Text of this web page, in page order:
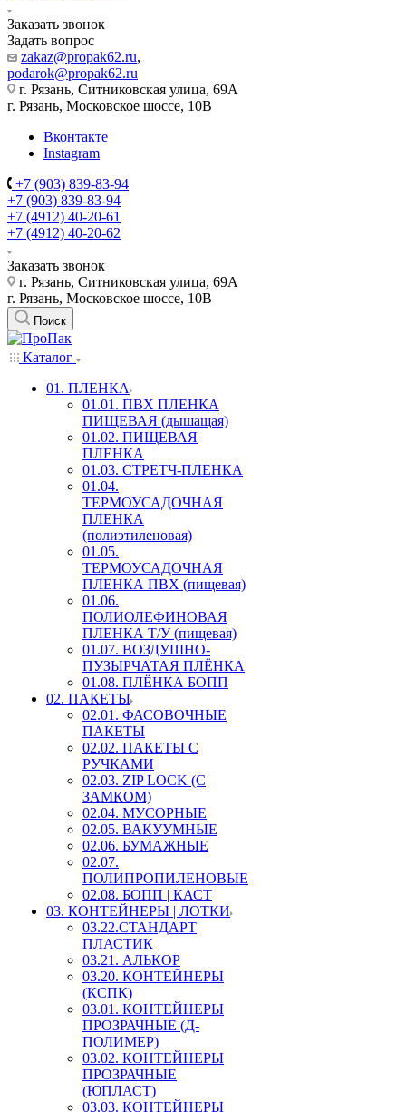
Заказать звонок
Задать вопрос
zakaz@propak62.ru,
podarok@propak62.ru
г. Рязань, Ситниковская улица, 69А
г. Рязань, Московское шоссе, 10В
Вконтакте
Instagram
+7 (903) 839-83-94
+7 (903) 839-83-94
+7 (4912) 40-20-61
+7 (4912) 40-20-62
Заказать звонок
г. Рязань, Ситниковская улица, 69А
г. Рязань, Московское шоссе, 10В
Поиск
Каталог
01. ПЛЕНКА
01.01. ПВХ ПЛЕНКА
ПИЩЕВАЯ (дышащая)
01.02. ПИЩЕВАЯ
ПЛЕНКА
01.03. СТРЕТЧ-ПЛЕНКА
01.04.
ТЕРМОУСАДОЧНАЯ
ПЛЕНКА
(полиэтиленовая)
01.05.
ТЕРМОУСАДОЧНАЯ
ПЛЕНКА ПВХ (пищевая)
01.06.
ПОЛИОЛЕФИНОВАЯ
ПЛЕНКА Т/У (пищевая)
01.07. ВОЗДУШНО-
ПУЗЫРЧАТАЯ ПЛЁНКА
01.08. ПЛЁНКА БОПП
02. ПАКЕТЫ
02.01. ФАСОВОЧНЫЕ
ПАКЕТЫ
02.02. ПАКЕТЫ С
РУЧКАМИ
02.03. ZIP LOСK (С
ЗАМКОМ)
02.04. МУСОРНЫЕ
02.05. ВАКУУМНЫЕ
02.06. БУМАЖНЫЕ
02.07.
ПОЛИПРОПИЛЕНОВЫЕ
02.08. БОПП | КАСТ
03. КОНТЕЙНЕРЫ | ЛОТКИ
03.22.СТАНДАРТ
ПЛАСТИК
03.21. АЛЬКОР
03.20. КОНТЕЙНЕРЫ
(КСПК)
03.01. КОНТЕЙНЕРЫ
ПРОЗРАЧНЫЕ (Д-
ПОЛИМЕР)
03.02. КОНТЕЙНЕРЫ
ПРОЗРАЧНЫЕ
(ЮПЛАСТ)
03.03. КОНТЕЙНЕРЫ